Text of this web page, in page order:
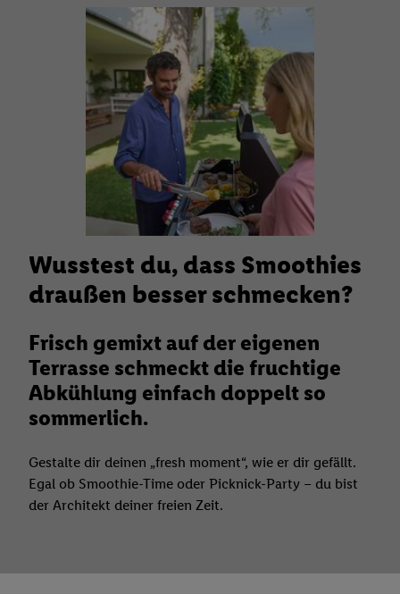
Wusstest du, dass Smoothies
draußen besser schmecken?
Frisch gemixt auf der eigenen
Terrasse schmeckt die fruchtige
Abkühlung einfach doppelt so
sommerlich.
Gestalte dir deinen „fresh moment“, wie er dir gefällt.
Egal ob Smoothie-Time oder Picknick-Party – du bist
der Architekt deiner freien Zeit.